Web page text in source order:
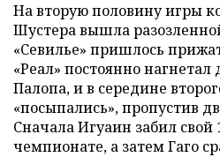
На вторую половину игры
Шустера вышла
«Севилье» пришлось
«Реал» постоянно нагнетал
Палопа, и в середине
«посыпались», пропустив
Сначала Игуаин забил свой
чемпионате, а затем Гаго